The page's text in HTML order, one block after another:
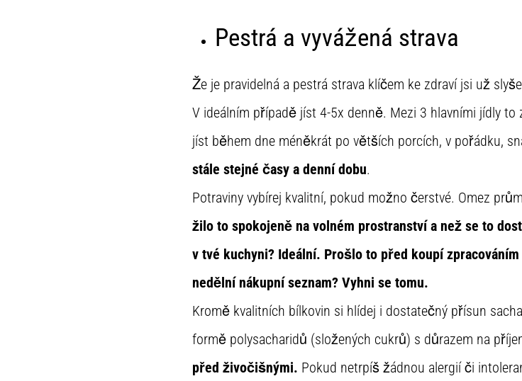
Pestrá a vyvážená strava
Že je pravidelná a pestrá strava klíčem ke zdraví jsi už
V ideálním případě jíst 4-5x denně. Mezi 3 hlavními jídly to
jíst během dne méněkrát po větších porcích, v pořádku,
stále stejné časy a denní dobu.
Potraviny vybírej kvalitní, pokud možno čerstvé. Omez
žilo to spokojeně na volném prostranství a než se to
v tvé kuchyni? Ideální. Prošlo to před koupí
nedělní nákupní seznam? Vyhni se tomu.
Kromě kvalitních bílkovin si hlídej i dostatečný přísun
formě polysacharidů (složených cukrů) s důrazem na
před živočišnými. Pokud netrpíš žádnou alergií či